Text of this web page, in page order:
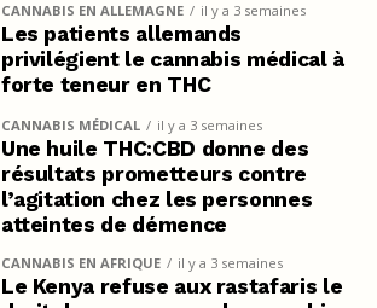
CANNABIS EN ALLEMAGNE il y a 3 semaines
Les patients allemands
privilégient le cannabis médical à
forte teneur en THC
CANNABIS MÉDICAL il y a 3 semaines
Une huile THC:CBD donne des
résultats prometteurs contre
l’agitation chez les personnes
atteintes de démence
CANNABIS EN AFRIQUE il y a 3 semaines
Le Kenya refuse aux rastafaris le